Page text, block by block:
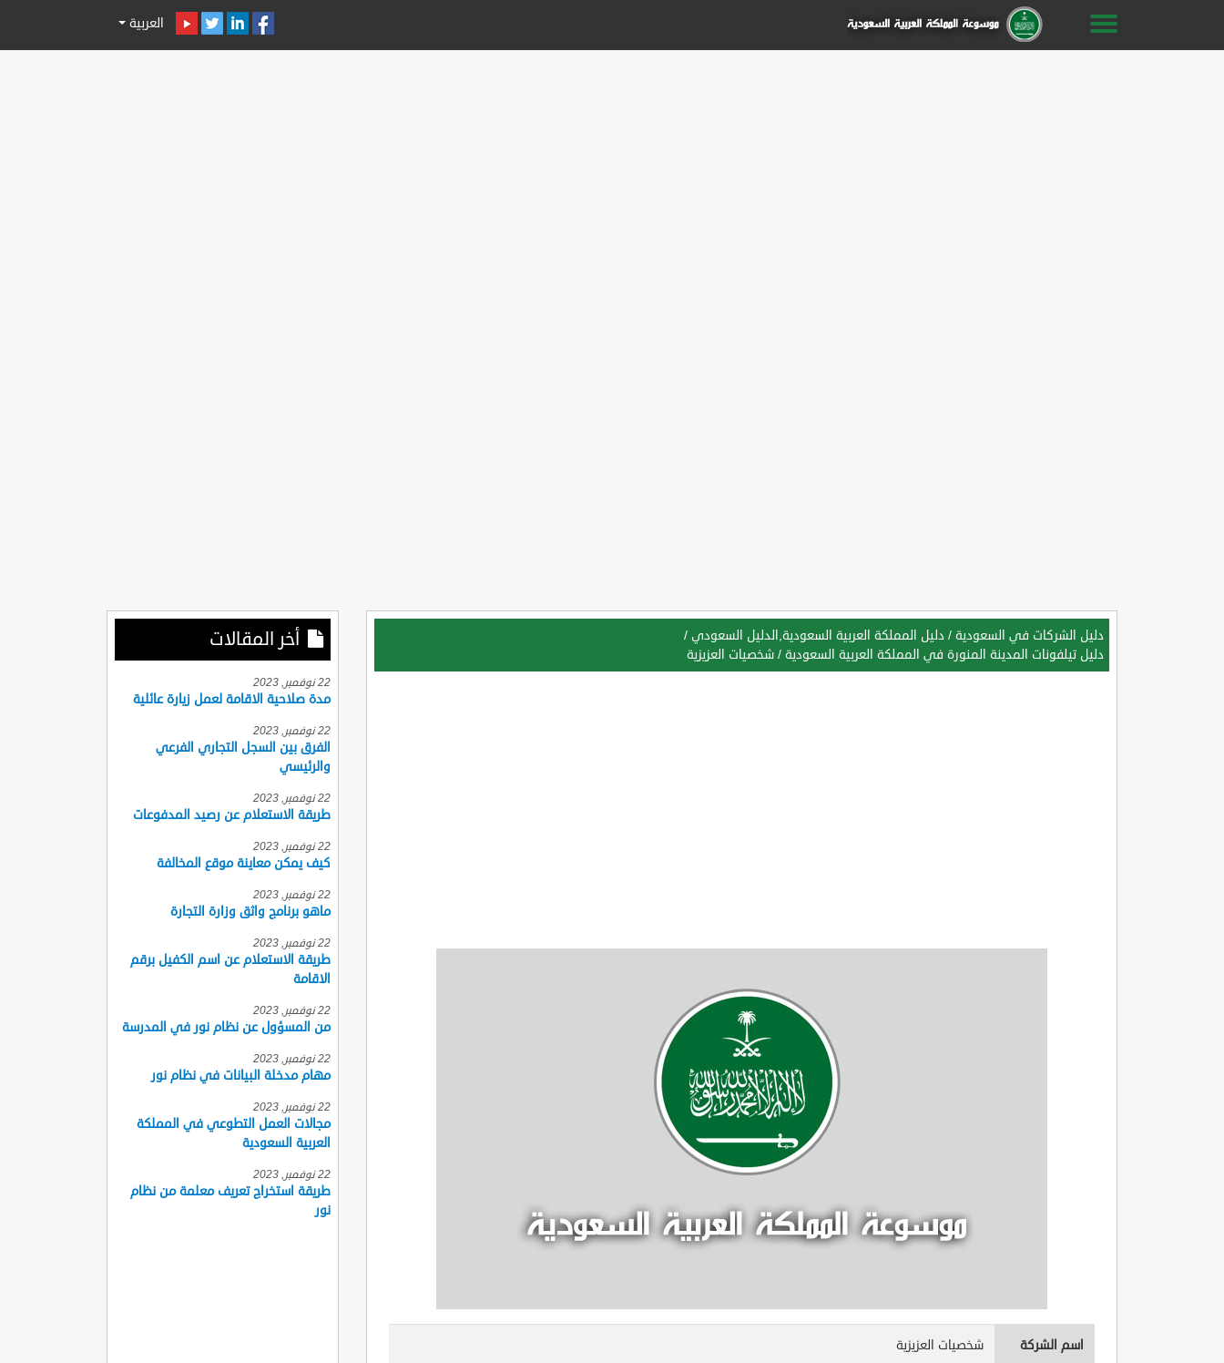
العربية
دليل الشركات في السعودية / دليل المملكة العربية السعودية,الدليل السعودي /
دليل تيلفونات المدينة المنورة في المملكة العربية السعودية / شخصيات العزيزية
اسم الشركة شخصيات العزيزية
أخر المقالات
22 نوفمبر, 2023
مدة صلاحية الاقامة لعمل زيارة عائلية
22 نوفمبر, 2023
الفرق بين السجل التجاري الفرعي
والرئيسي
22 نوفمبر, 2023
طريقة الاستعلام عن رصيد المدفوعات
22 نوفمبر, 2023
كيف يمكن معاينة موقع المخالفة
22 نوفمبر, 2023
ماهو برنامج واثق وزارة التجارة
22 نوفمبر, 2023
طريقة الاستعلام عن اسم الكفيل برقم
الاقامة
22 نوفمبر, 2023
من المسؤول عن نظام نور في المدرسة
22 نوفمبر, 2023
مهام مدخلة البيانات في نظام نور
22 نوفمبر, 2023
مجالات العمل التطوعي في المملكة
العربية السعودية
22 نوفمبر, 2023
طريقة استخراج تعريف معلمة من نظام
نور